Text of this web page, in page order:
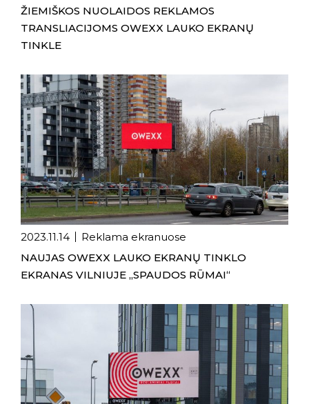
ŽIEMIŠKOS NUOLAIDOS REKLAMOS
TRANSLIACIJOMS OWEXX LAUKO EKRANŲ
TINKLE
2023.11.14
Reklama ekranuose
NAUJAS OWEXX LAUKO EKRANŲ TINKLO
EKRANAS VILNIUJE „SPAUDOS RŪMAI“